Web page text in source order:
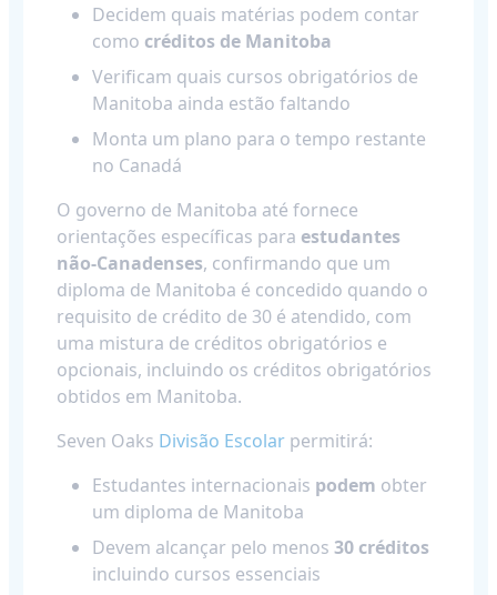
Decidem quais matérias podem contar
como créditos de Manitoba
Verificam quais cursos obrigatórios de
Manitoba ainda estão faltando
Monta um plano para o tempo restante
no Canadá
O governo de Manitoba até fornece
orientações específicas para estudantes
não-Canadenses, confirmando que um
diploma de Manitoba é concedido quando o
requisito de crédito de 30 é atendido, com
uma mistura de créditos obrigatórios e
opcionais, incluindo os créditos obrigatórios
obtidos em Manitoba.
Seven Oaks Divisão Escolar permitirá:
Estudantes internacionais podem obter
um diploma de Manitoba
Devem alcançar pelo menos 30 créditos
incluindo cursos essenciais